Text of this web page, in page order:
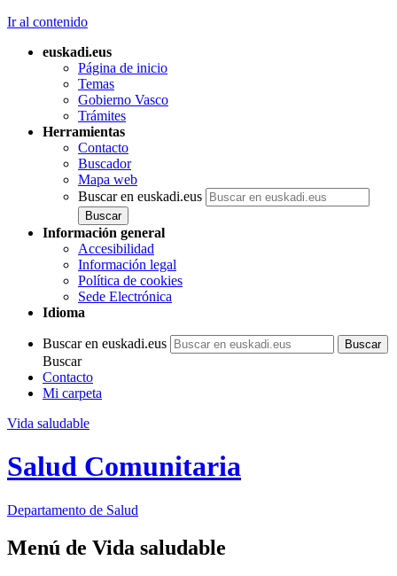
Ir al contenido
euskadi.eus
Página de inicio
Temas
Gobierno Vasco
Trámites
Herramientas
Contacto
Buscador
Mapa web
Buscar en euskadi.eus
Información general
Accesibilidad
Información legal
Política de cookies
Sede Electrónica
Idioma
Buscar en euskadi.eus
Buscar
Contacto
Mi carpeta
Vida saludable
Salud Comunitaria
Departamento de Salud
Menú de Vida saludable